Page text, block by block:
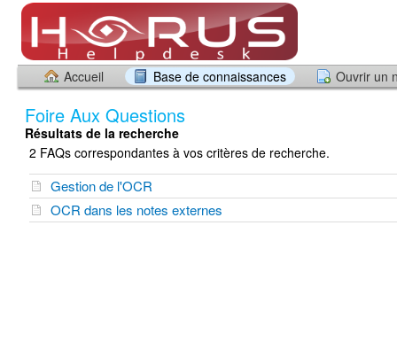
Accueil Base de connaissances Ouvrir un
Foire Aux Questions
Résultats de la recherche
2 FAQs correspondantes à vos critères de recherche.
Gestion de l'OCR
OCR dans les notes externes